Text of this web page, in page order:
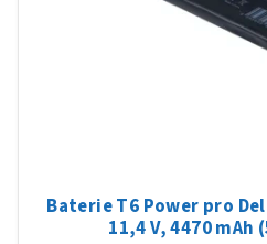
Baterie T6 Power pro
11,4 V, 4470 mAh